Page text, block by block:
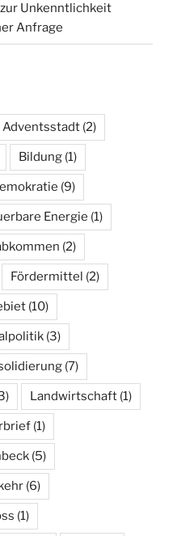
Unkenntlichkeit
Anfrage
Adventsstadt (2)
Bildung (1)
(9)
Energie (1)
(2)
Fördermittel (2)
(10)
(3)
(7)
Landwirtschaft (1)
(1)
(5)
(6)
(1)